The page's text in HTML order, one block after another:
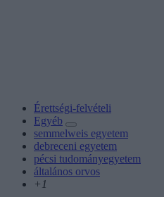
Érettségi-felvételi
Egyéb
semmelweis egyetem
debreceni egyetem
pécsi tudományegyetem
általános orvos
+1